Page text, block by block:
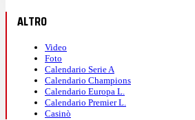
ALTRO
Video
Foto
Calendario Serie A
Calendario Champions
Calendario Europa L.
Calendario Premier L.
Casinò